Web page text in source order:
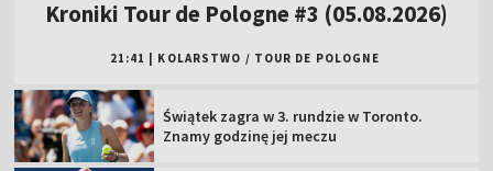
Kroniki Tour de Pologne #3 (05.08.2026)
21:41 KOLARSTWO / TOUR DE POLOGNE
Świątek zagra w 3. rundzie w Toronto.
Znamy godzinę jej meczu